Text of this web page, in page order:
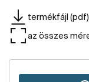
termékfájl (pdf)
az összes